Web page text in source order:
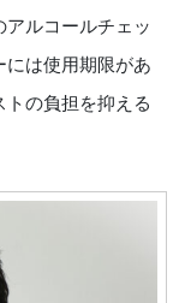
ルコールチェッ
には使用期限があ
の負担を抑える